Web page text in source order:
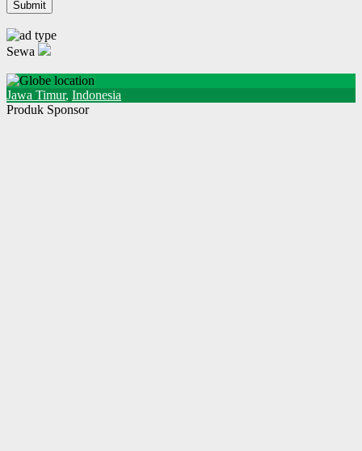
Sewa
Jawa Timur, Indonesia
Produk Sponsor